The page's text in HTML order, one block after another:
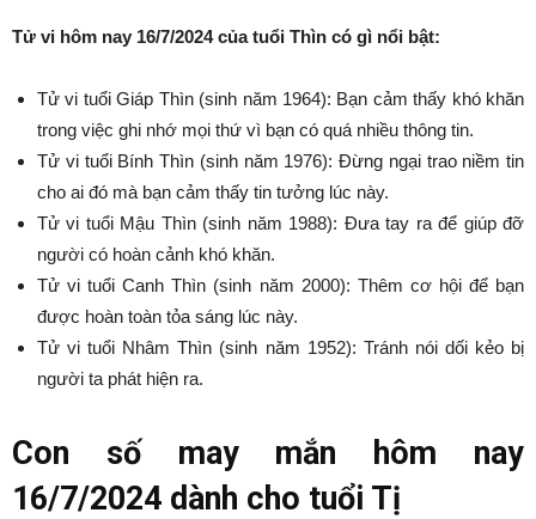
Tử vi hôm nay 16/7/2024 của tuổi Thìn có gì nổi bật:
Tử vi tuổi Giáp Thìn (sinh năm 1964): Bạn cảm thấy khó khăn
trong việc ghi nhớ mọi thứ vì bạn có quá nhiều thông tin.
Tử vi tuổi Bính Thìn (sinh năm 1976): Đừng ngại trao niềm tin
cho ai đó mà bạn cảm thấy tin tưởng lúc này.
Tử vi tuổi Mậu Thìn (sinh năm 1988): Đưa tay ra để giúp đỡ
người có hoàn cảnh khó khăn.
Tử vi tuổi Canh Thìn (sinh năm 2000): Thêm cơ hội để bạn
được hoàn toàn tỏa sáng lúc này.
Tử vi tuổi Nhâm Thìn (sinh năm 1952): Tránh nói dối kẻo bị
người ta phát hiện ra.
Con số may mắn hôm nay
16/7/2024 dành cho tuổi Tị